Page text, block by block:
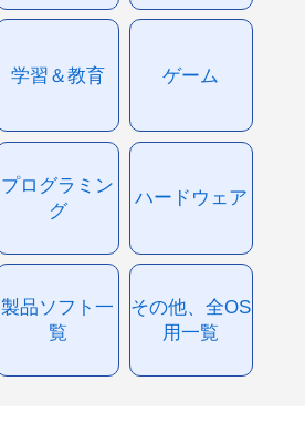
学習＆教育 ゲーム
プログラミン
グ
ハードウェア
製品ソフト一
覧
その他、全OS
用一覧